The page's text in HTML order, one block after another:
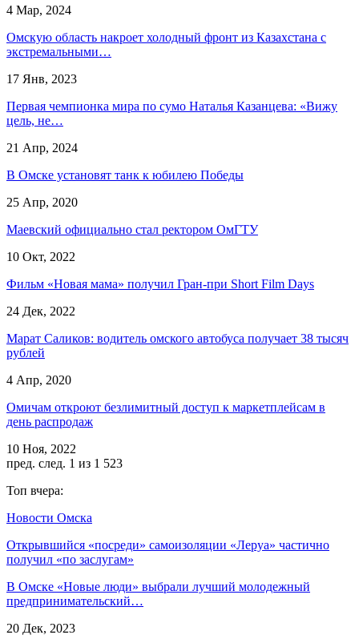
4 Мар, 2024
Омскую область накроет холодный фронт из Казахстана с
экстремальными…
17 Янв, 2023
Первая чемпионка мира по сумо Наталья Казанцева: «Вижу
цель, не…
21 Апр, 2024
В Омске установят танк к юбилею Победы
25 Апр, 2020
Маевский официально стал ректором ОмГТУ
10 Окт, 2022
Фильм «Новая мама» получил Гран-при Short Film Days
24 Дек, 2022
Марат Саликов: водитель омского автобуса получает 38 тысяч
рублей
4 Апр, 2020
Омичам откроют безлимитный доступ к маркетплейсам в
день распродаж
10 Ноя, 2022
пред. след. 1 из 1 523
Топ вчера:
Новости Омска
Открывшийся «посреди» самоизоляции «Леруа» частично
получил «по заслугам»
В Омске «Новые люди» выбрали лучший молодежный
предпринимательский…
20 Дек, 2023